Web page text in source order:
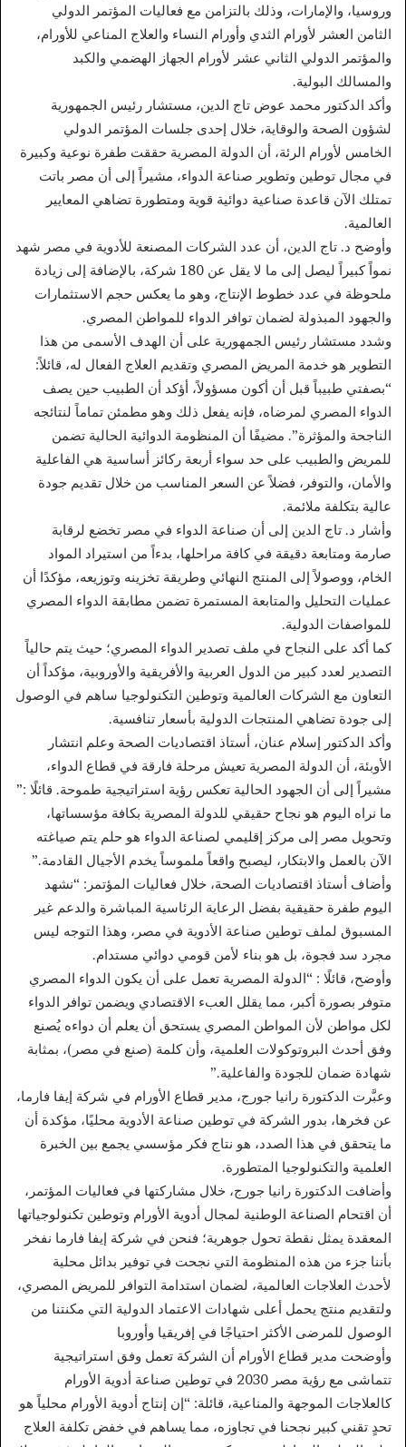
وروسيا، والإمارات، وذلك بالتزامن مع فعاليات المؤتمر الدولي
الثامن العشر لأورام الثدي وأورام النساء والعلاج المناعي للأورام،
والمؤتمر الدولي الثاني عشر لأورام الجهاز الهضمي والكبد
والمسالك البولية.
وأكد الدكتور محمد عوض تاج الدين، مستشار رئيس الجمهورية
لشؤون الصحة والوقاية، خلال إحدى جلسات المؤتمر الدولي
الخامس لأورام الرئة، أن الدولة المصرية حققت طفرة نوعية وكبيرة
في مجال توطين وتطوير صناعة الدواء، مشيراً إلى أن مصر باتت
تمتلك الآن قاعدة صناعية دوائية قوية ومتطورة تضاهي المعايير
العالمية.
وأوضح د. تاج الدين، أن عدد الشركات المصنعة للأدوية في مصر شهد
نمواً كبيراً ليصل إلى ما لا يقل عن 180 شركة، بالإضافة إلى زيادة
ملحوظة في عدد خطوط الإنتاج، وهو ما يعكس حجم الاستثمارات
والجهود المبذولة لضمان توافر الدواء للمواطن المصري.
وشدد مستشار رئيس الجمهورية على أن الهدف الأسمى من هذا
التطوير هو خدمة المريض المصري وتقديم العلاج الفعال له، قائلاً:
“بصفتي طبيباً قبل أن أكون مسؤولاً، أؤكد أن الطبيب حين يصف
الدواء المصري لمرضاه، فإنه يفعل ذلك وهو مطمئن تماماً لنتائجه
الناجحة والمؤثرة”. مضيفًا أن المنظومة الدوائية الحالية تضمن
للمريض والطبيب على حد سواء أربعة ركائز أساسية هي الفاعلية
والأمان، والتوفر، فضلاً عن السعر المناسب من خلال تقديم جودة
عالية بتكلفة ملائمة.
وأشار د. تاج الدين إلى أن صناعة الدواء في مصر تخضع لرقابة
صارمة ومتابعة دقيقة في كافة مراحلها، بدءاً من استيراد المواد
الخام، ووصولاً إلى المنتج النهائي وطريقة تخزينه وتوزيعه، مؤكدًا أن
عمليات التحليل والمتابعة المستمرة تضمن مطابقة الدواء المصري
للمواصفات الدولية.
كما أكد على النجاح في ملف تصدير الدواء المصري؛ حيث يتم حالياً
التصدير لعدد كبير من الدول العربية والأفريقية والأوروبية، مؤكداً أن
التعاون مع الشركات العالمية وتوطين التكنولوجيا ساهم في الوصول
إلى جودة تضاهي المنتجات الدولية بأسعار تنافسية.
وأكد الدكتور إسلام عنان، أستاذ اقتصاديات الصحة وعلم انتشار
الأوبئة، أن الدولة المصرية تعيش مرحلة فارقة في قطاع الدواء،
مشيراً إلى أن الجهود الحالية تعكس رؤية استراتيجية طموحة. قائلًا :”
ما نراه اليوم هو نجاح حقيقي للدولة المصرية بكافة مؤسساتها،
وتحويل مصر إلى مركز إقليمي لصناعة الدواء هو حلم يتم صياغته
الآن بالعمل والابتكار، ليصبح واقعاً ملموساً يخدم الأجيال القادمة.”
وأضاف أستاذ اقتصاديات الصحة، خلال فعاليات المؤتمر: “نشهد
اليوم طفرة حقيقية بفضل الرعاية الرئاسية المباشرة والدعم غير
المسبوق لملف توطين صناعة الأدوية في مصر، وهذا التوجه ليس
مجرد سد فجوة، بل هو بناء لأمن قومي دوائي مستدام.
وأوضح، قائلًا : “الدولة المصرية تعمل على أن يكون الدواء المصري
متوفر بصورة أكبر، مما يقلل العبء الاقتصادي ويضمن توافر الدواء
لكل مواطن لأن المواطن المصري يستحق أن يعلم أن دواءه يُصنع
وفق أحدث البروتوكولات العلمية، وأن كلمة (صنع في مصر)، بمثابة
شهادة ضمان للجودة والفاعلية.”
وعبَّرت الدكتورة رانيا جورج، مدير قطاع الأورام في شركة إيفا فارما،
عن فخرها، بدور الشركة في توطين صناعة الأدوية محليًا، مؤكدة أن
ما يتحقق في هذا الصدد، هو نتاج فكر مؤسسي يجمع بين الخبرة
العلمية والتكنولوجيا المتطورة.
وأضافت الدكتورة رانيا جورج، خلال مشاركتها في فعاليات المؤتمر،
أن اقتحام الصناعة الوطنية لمجال أدوية الأورام وتوطين تكنولوجياتها
المعقدة يمثل نقطة تحول جوهرية؛ فنحن في شركة إيفا فارما نفخر
بأننا جزء من هذه المنظومة التي نجحت في توفير بدائل محلية
لأحدث العلاجات العالمية، لضمان استدامة التوافر للمريض المصري،
ولتقديم منتج يحمل أعلى شهادات الاعتماد الدولية التي مكنتنا من
الوصول للمرضى الأكثر احتياجًا في إفريقيا وأوروبا
وأوضحت مدير قطاع الأورام أن الشركة تعمل وفق استراتيجية
تتماشى مع رؤية مصر 2030 في توطين صناعة أدوية الأورام
كالعلاجات الموجهة والمناعية، قائلة: “إن إنتاج أدوية الأورام محلياً هو
تحدٍ تقني كبير نجحنا في تجاوزه، مما يساهم في خفض تكلفة العلاج